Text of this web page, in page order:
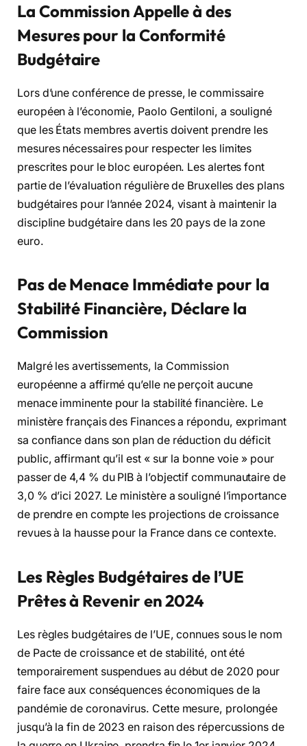
La Commission Appelle à des
Mesures pour la Conformité
Budgétaire
Lors d’une conférence de presse, le commissaire
européen à l’économie, Paolo Gentiloni, a souligné
que les États membres avertis doivent prendre les
mesures nécessaires pour respecter les limites
prescrites pour le bloc européen. Les alertes font
partie de l’évaluation régulière de Bruxelles des plans
budgétaires pour l’année 2024, visant à maintenir la
discipline budgétaire dans les 20 pays de la zone
euro.
Pas de Menace Immédiate pour la
Stabilité Financière, Déclare la
Commission
Malgré les avertissements, la Commission
européenne a affirmé qu’elle ne perçoit aucune
menace imminente pour la stabilité financière. Le
ministère français des Finances a répondu, exprimant
sa confiance dans son plan de réduction du déficit
public, affirmant qu’il est « sur la bonne voie » pour
passer de 4,4 % du PIB à l’objectif communautaire de
3,0 % d’ici 2027. Le ministère a souligné l’importance
de prendre en compte les projections de croissance
revues à la hausse pour la France dans ce contexte.
Les Règles Budgétaires de l’UE
Prêtes à Revenir en 2024
Les règles budgétaires de l’UE, connues sous le nom
de Pacte de croissance et de stabilité, ont été
temporairement suspendues au début de 2020 pour
faire face aux conséquences économiques de la
pandémie de coronavirus. Cette mesure, prolongée
jusqu’à la fin de 2023 en raison des répercussions de